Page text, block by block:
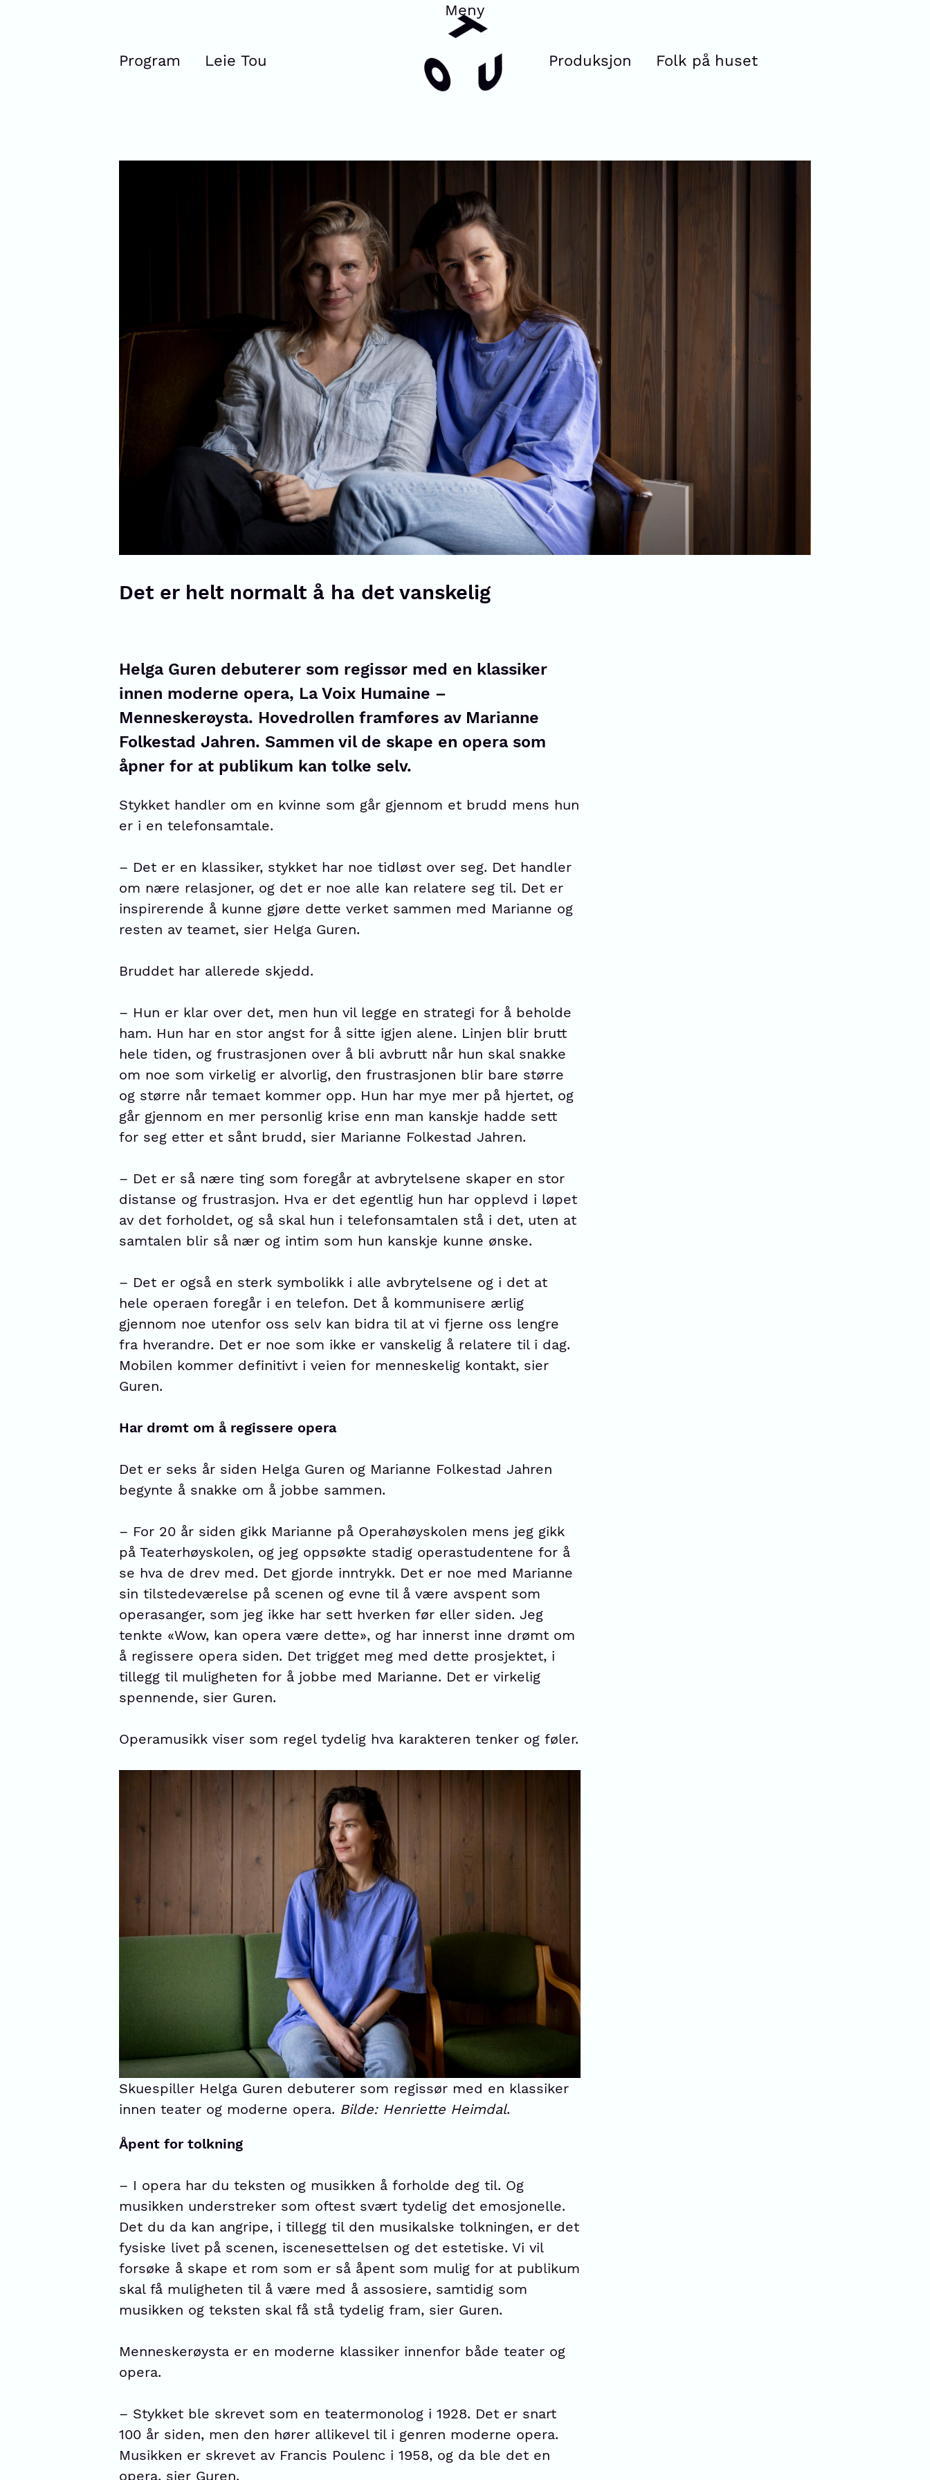
Program Leie Tou Produksjon Folk på huset
Det er helt normalt å ha det vanskelig
Helga Guren debuterer som regissør med en klassiker
innen moderne opera, La Voix Humaine –
Menneskerøysta. Hovedrollen framføres av Marianne
Folkestad Jahren. Sammen vil de skape en opera som
åpner for at publikum kan tolke selv.
Stykket handler om en kvinne som går gjennom et brudd mens hun
er i en telefonsamtale.
– Det er en klassiker, stykket har noe tidløst over seg. Det handler
om nære relasjoner, og det er noe alle kan relatere seg til. Det er
inspirerende å kunne gjøre dette verket sammen med Marianne og
resten av teamet, sier Helga Guren.
Bruddet har allerede skjedd.
– Hun er klar over det, men hun vil legge en strategi for å beholde
ham. Hun har en stor angst for å sitte igjen alene. Linjen blir brutt
hele tiden, og frustrasjonen over å bli avbrutt når hun skal snakke
om noe som virkelig er alvorlig, den frustrasjonen blir bare større
og større når temaet kommer opp. Hun har mye mer på hjertet, og
går gjennom en mer personlig krise enn man kanskje hadde sett
for seg etter et sånt brudd, sier Marianne Folkestad Jahren.
– Det er så nære ting som foregår at avbrytelsene skaper en stor
distanse og frustrasjon. Hva er det egentlig hun har opplevd i løpet
av det forholdet, og så skal hun i telefonsamtalen stå i det, uten at
samtalen blir så nær og intim som hun kanskje kunne ønske.
– Det er også en sterk symbolikk i alle avbrytelsene og i det at
hele operaen foregår i en telefon. Det å kommunisere ærlig
gjennom noe utenfor oss selv kan bidra til at vi fjerne oss lengre
fra hverandre. Det er noe som ikke er vanskelig å relatere til i dag.
Mobilen kommer definitivt i veien for menneskelig kontakt, sier
Guren.
Har drømt om å regissere opera
Det er seks år siden Helga Guren og Marianne Folkestad Jahren
begynte å snakke om å jobbe sammen.
– For 20 år siden gikk Marianne på Operahøyskolen mens jeg gikk
på Teaterhøyskolen, og jeg oppsøkte stadig operastudentene for å
se hva de drev med. Det gjorde inntrykk. Det er noe med Marianne
sin tilstedeværelse på scenen og evne til å være avspent som
operasanger, som jeg ikke har sett hverken før eller siden. Jeg
tenkte «Wow, kan opera være dette», og har innerst inne drømt om
å regissere opera siden. Det trigget meg med dette prosjektet, i
tillegg til muligheten for å jobbe med Marianne. Det er virkelig
spennende, sier Guren.
Operamusikk viser som regel tydelig hva karakteren tenker og føler.
Skuespiller Helga Guren debuterer som regissør med en klassiker
innen teater og moderne opera. Bilde: Henriette Heimdal.
Åpent for tolkning
– I opera har du teksten og musikken å forholde deg til. Og
musikken understreker som oftest svært tydelig det emosjonelle.
Det du da kan angripe, i tillegg til den musikalske tolkningen, er det
fysiske livet på scenen, iscenesettelsen og det estetiske. Vi vil
forsøke å skape et rom som er så åpent som mulig for at publikum
skal få muligheten til å være med å assosiere, samtidig som
musikken og teksten skal få stå tydelig fram, sier Guren.
Menneskerøysta er en moderne klassiker innenfor både teater og
opera.
– Stykket ble skrevet som en teatermonolog i 1928. Det er snart
100 år siden, men den hører allikevel til i genren moderne opera.
Musikken er skrevet av Francis Poulenc i 1958, og da ble det en
opera, sier Guren.